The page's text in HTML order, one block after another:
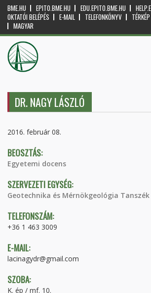
BME.HU EPITO.BME.HU EDU.EPITO.BME.HU
OKTATÓI BELÉPÉS
E-MAIL TELEFONKÖNYV TÉRKÉP
MAGYAR
DR. NAGY LÁSZLÓ
2016. február 08.
BEOSZTÁS:
Egyetemi docens
SZERVEZETI EGYSÉG:
Geotechnika és Mérnökgeológia Tanszék
TELEFONSZÁM:
+36 1 463 3009
E-MAIL:
lacinagydr@gmail.com
SZOBA:
K. ép / mf. 10.